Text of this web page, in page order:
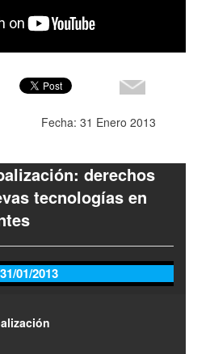
Fecha: 31 Enero 2013
derechos
tecnologías en
31/01/2013